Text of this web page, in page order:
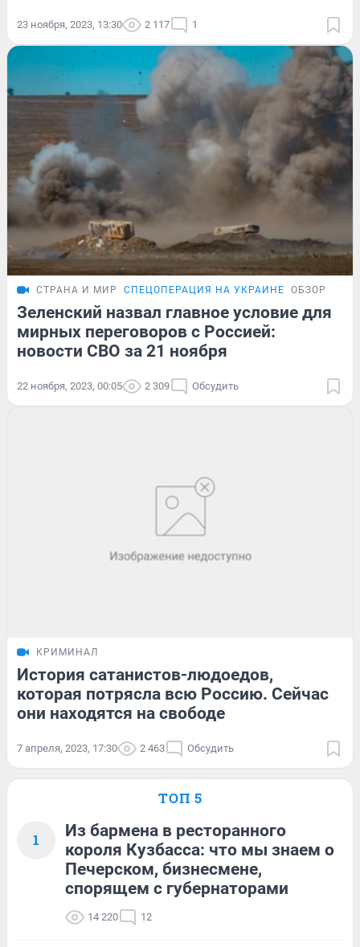
23 ноября, 2023, 13:30 2 117 1
СТРАНА И МИР СПЕЦОПЕРАЦИЯ НА УКРАИНЕ ОБЗОР
Зеленский назвал главное условие для
мирных переговоров с Россией:
новости СВО за 21 ноября
22 ноября, 2023, 00:05 2 309 Обсудить
КРИМИНАЛ
История сатанистов-людоедов,
которая потрясла всю Россию. Сейчас
они находятся на свободе
7 апреля, 2023, 17:30 2 463 Обсудить
ТОП 5
1
Из бармена в ресторанного
короля Кузбасса: что мы знаем о
Печерском, бизнесмене,
спорящем с губернаторами
14 220 12